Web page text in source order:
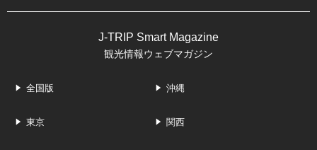
J-TRIP Smart Magazine
観光情報ウェブマガジン
全国版 沖縄
東京 関西